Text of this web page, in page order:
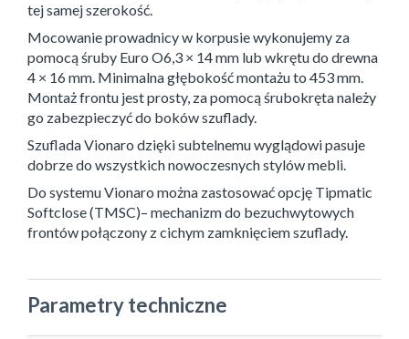
tej samej szerokość.
Mocowanie prowadnicy w korpusie wykonujemy za
pomocą śruby Euro O6,3 × 14 mm lub wkrętu do drewna
4 × 16 mm. Minimalna głębokość montażu to 453 mm.
Montaż frontu jest prosty, za pomocą śrubokręta należy
go zabezpieczyć do boków szuflady.
Szuflada Vionaro dzięki subtelnemu wyglądowi pasuje
dobrze do wszystkich nowoczesnych stylów mebli.
Do systemu Vionaro można zastosować opcję Tipmatic
Softclose (TMSC)– mechanizm do bezuchwytowych
frontów połączony z cichym zamknięciem szuflady.
Parametry techniczne